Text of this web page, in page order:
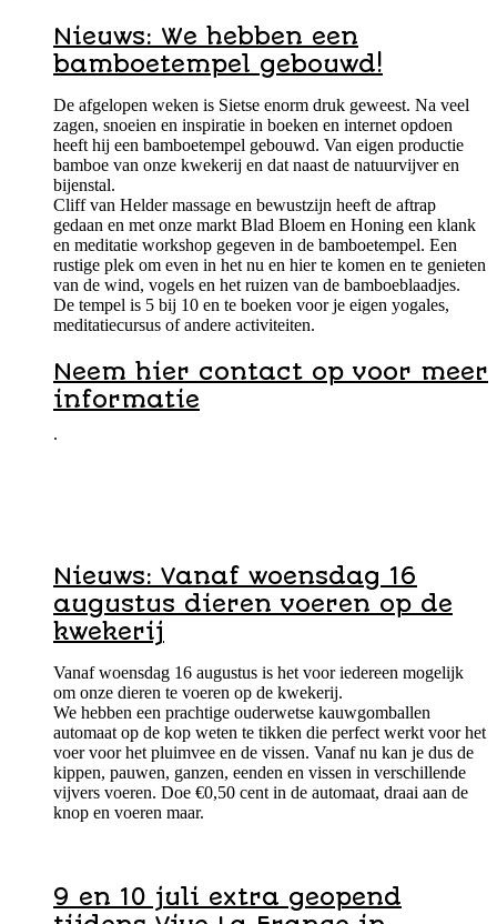
Nieuws: We hebben een
bamboetempel gebouwd!
De afgelopen weken is Sietse enorm druk geweest. Na veel
zagen, snoeien en inspiratie in boeken en internet opdoen
heeft hij een bamboetempel gebouwd. Van eigen productie
bamboe van onze kwekerij en dat naast de natuurvijver en
bijenstal.
Cliff van Helder massage en bewustzijn heeft de aftrap
gedaan en met onze markt Blad Bloem en Honing een klank
en meditatie workshop gegeven in de bamboetempel. Een
rustige plek om even in het nu en hier te komen en te genieten
van de wind, vogels en het ruizen van de bamboeblaadjes.
De tempel is 5 bij 10 en te boeken voor je eigen yogales,
meditatiecursus of andere activiteiten.
Neem hier contact op voor meer
informatie
.
Nieuws: Vanaf woensdag 16
augustus dieren voeren op de
kwekerij
Vanaf woensdag 16 augustus is het voor iedereen mogelijk
om onze dieren te voeren op de kwekerij.
We hebben een prachtige ouderwetse kauwgomballen
automaat op de kop weten te tikken die perfect werkt voor het
voer voor het pluimvee en de vissen. Vanaf nu kan je dus de
kippen, pauwen, ganzen, eenden en vissen in verschillende
vijvers voeren. Doe €0,50 cent in de automaat, draai aan de
knop en voeren maar.
9 en 10 juli extra geopend